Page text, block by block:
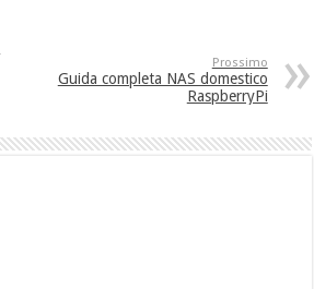
Prossimo
Guida completa NAS domestico
RaspberryPi